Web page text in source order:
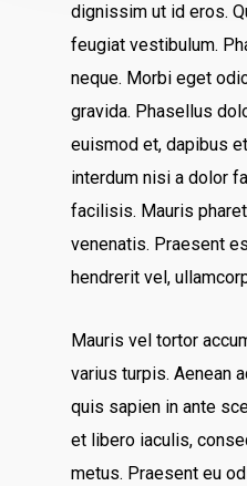
dignissim ut id eros.
feugiat vestibulum.
neque. Morbi eget
gravida. Phasellus
euismod et, dapibus
interdum nisi a dolor
facilisis. Mauris
venenatis. Praesent
hendrerit vel,
Mauris vel tortor
varius turpis. Aenean
quis sapien in ante
et libero iaculis,
metus. Praesent eu